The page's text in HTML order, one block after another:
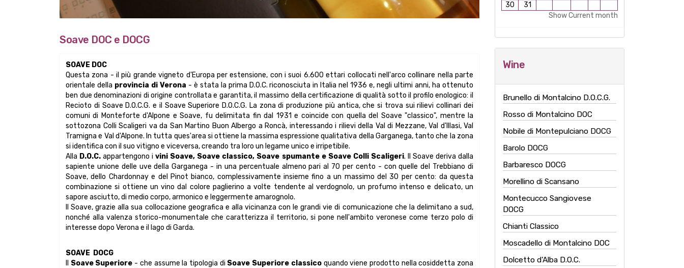
Soave DOC e DOCG
SOAVE DOC
Questa zona - il più grande vigneto d'Europa per estensione, con i suoi 6.600 ettari collocati nell'arco collinare nella parte
orientale della provincia di Verona - è stata la prima D.O.C. riconosciuta in Italia nel 1936 e, negli ultimi anni, ha ottenuto
ben due denominazioni di origine controllata e garantita, il massimo della certificazione di qualità sotto il profilo enologico: il
Recioto di Soave D.O.C.G. e il Soave Superiore D.O.C.G. La zona di produzione più antica, che si trova sui rilievi collinari dei
comuni di Monteforte d'Alpone e Soave, fu delimitata fin dal 1931 e coincide con quella del Soave "classico", mentre la
sottozona Colli Scaligeri va da San Martino Buon Albergo a Roncà, interessando i rilievi della Val di Mezzane, Val d'Illasi, Val
Tramigna e Val d'Alpone. In tutta ques'area si ottiene la massima espressione qualitativa della Garganega, tanto che la zona
si identifica con il suo vitigno e viceversa, creando tra loro un legame unico e irripetibile.
Alla D.O.C. appartengono ivini Soave, Soave classico, Soave spumante e Soave Colli Scaligeri. Il Soave deriva dalla
sapiente unione delle uve della Garganega - in una percentuale almeno pari al 70 per cento - con quelle del Trebbiano di
Soave, dello Chardonnay e del Pinot bianco, complessivamente insieme fino a un massimo del 30 per cento: da questa
combinazione si ottiene un vino dal colore paglierino a volte tendente al verdognolo, un profumo intenso e delicato, un
sapore asciutto, di medio corpo, armonico e leggermente amarognolo.
Il Soave, grazie alla sua collocazione geografica e alla vicinanza con le grandi vie di comunicazione che la delimitano a sud,
nonché alla valenza storico-monumentale che caratterizza il territorio, si pone nell'ambito veronese come terzo polo di
interesse dopo Verona e il lago di Garda.
SOAVE DOCG
Soave Superiore - che assume la tipologia di Soave Superiore classicoquando viene prodotto nella cosiddetta zona
30
31
Show Current month
Wine
Brunello di Montalcino D.O.C.G.
Rosso di Montalcino DOC
Nobile di Montepulciano DOCG
Barolo DOCG
Barbaresco DOCG
Morellino di Scansano
Montecucco Sangiovese
DOCG
Chianti Classico
Moscadello di Montalcino DOC
Dolcetto d'Alba D.O.C.